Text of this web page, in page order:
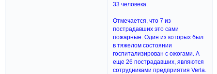
33 человека.
Отмечается, что 7 из
пострадавших это сами
пожарные. Один из которых был
в тяжелом состоянии
госпитализирован с ожогами. А
еще 26 пострадавших, являются
сотрудниками предприятия Verla.